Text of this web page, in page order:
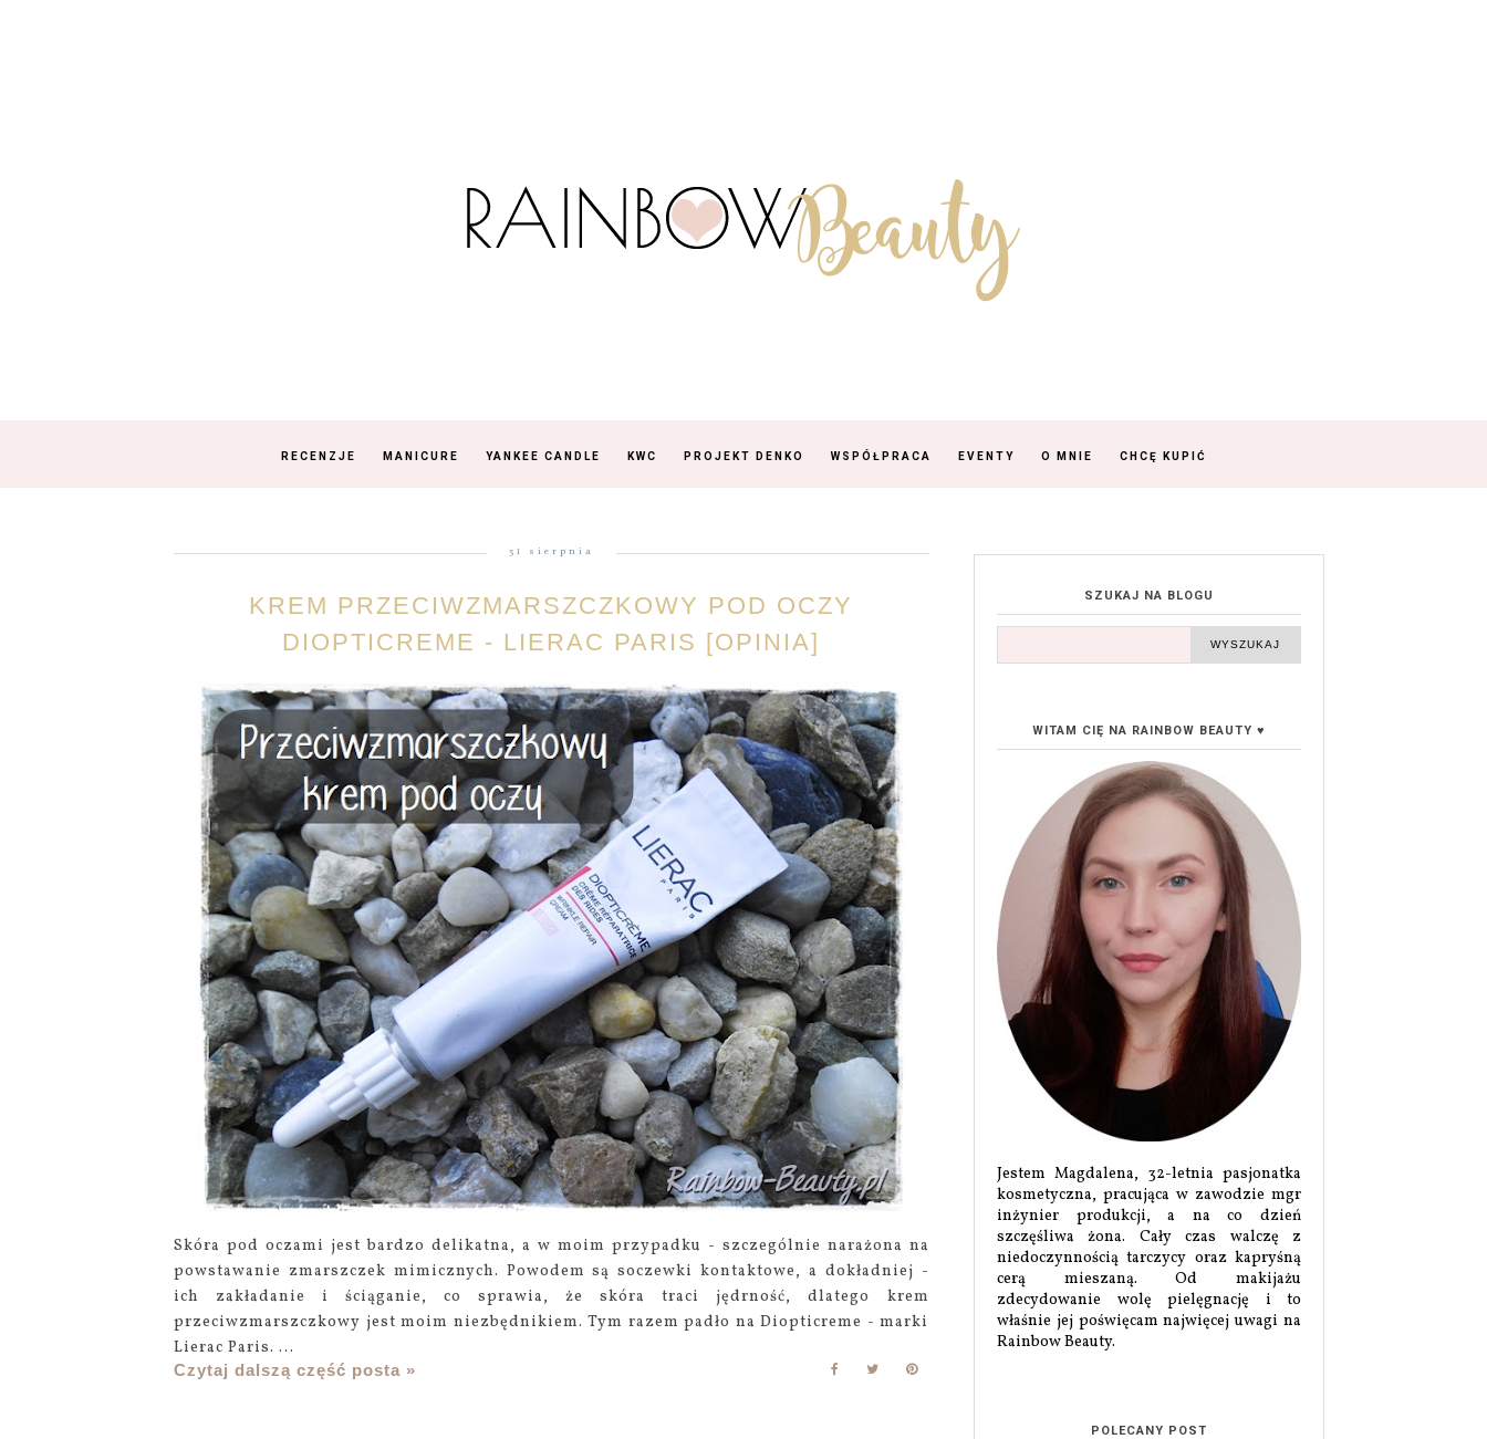
RECENZJE MANICURE YANKEE CANDLE KWC PROJEKT DENKO WSPÓŁPRACA EVENTY O MNIE CHCĘ KUPIĆ
31 sierpnia
KREM PRZECIWZMARSZCZKOWY POD OCZY
DIOPTICREME - LIERAC PARIS [OPINIA]
Skóra pod oczami jest bardzo delikatna, a w moim przypadku - szczególnie narażona na
powstawanie zmarszczek mimicznych. Powodem są soczewki kontaktowe, a dokładniej -
ich zakładanie i ściąganie, co sprawia, że skóra traci jędrność, dlatego krem
przeciwzmarszczkowy jest moim niezbędnikiem. Tym razem padło na Diopticreme - marki
Lierac Paris. ...
Czytaj dalszą część posta »
SZUKAJ NA BLOGU
WITAM CIĘ NA RAINBOW BEAUTY ♥
Jestem Magdalena, 32-letnia pasjonatka
kosmetyczna, pracująca w zawodzie mgr
inżynier produkcji, a na co dzień
szczęśliwa żona. Cały czas walczę z
niedoczynnością tarczycy oraz kapryśną
cerą mieszaną. Od makijażu
zdecydowanie wolę pielęgnację i to
właśnie jej poświęcam najwięcej uwagi na
Rainbow Beauty.
POLECANY POST